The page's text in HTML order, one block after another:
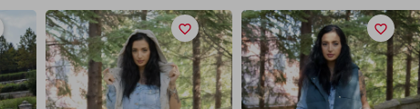
favorite_border favorite_border